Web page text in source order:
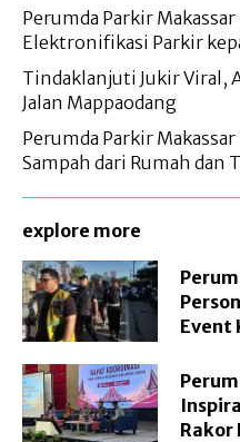
Perumda Parkir
Elektronifikasi Parkir
Tindaklanjuti Jukir Viral,
Jalan Mappaodang
Perumda Parkir
Sampah dari Rumah dan
explore more
Event
Rakor